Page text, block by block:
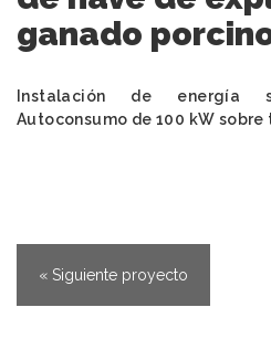
ganado
Instalación de energía
Autoconsumo de 100 kW
« Siguiente proyecto